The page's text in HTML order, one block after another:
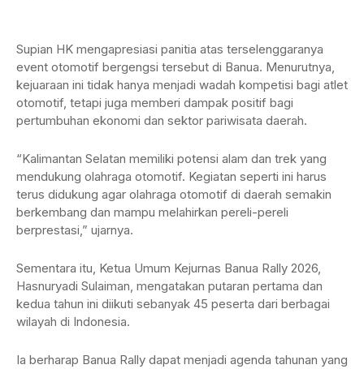
Supian HK mengapresiasi panitia atas terselenggaranya
event otomotif bergengsi tersebut di Banua. Menurutnya,
kejuaraan ini tidak hanya menjadi wadah kompetisi bagi atlet
otomotif, tetapi juga memberi dampak positif bagi
pertumbuhan ekonomi dan sektor pariwisata daerah.
“Kalimantan Selatan memiliki potensi alam dan trek yang
mendukung olahraga otomotif. Kegiatan seperti ini harus
terus didukung agar olahraga otomotif di daerah semakin
berkembang dan mampu melahirkan pereli-pereli
berprestasi,” ujarnya.
Sementara itu, Ketua Umum Kejurnas Banua Rally 2026,
Hasnuryadi Sulaiman, mengatakan putaran pertama dan
kedua tahun ini diikuti sebanyak 45 peserta dari berbagai
wilayah di Indonesia.
Ia berharap Banua Rally dapat menjadi agenda tahunan yang